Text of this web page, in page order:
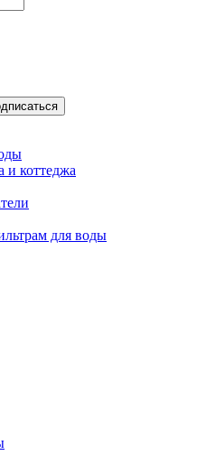
и коттеджа
для воды